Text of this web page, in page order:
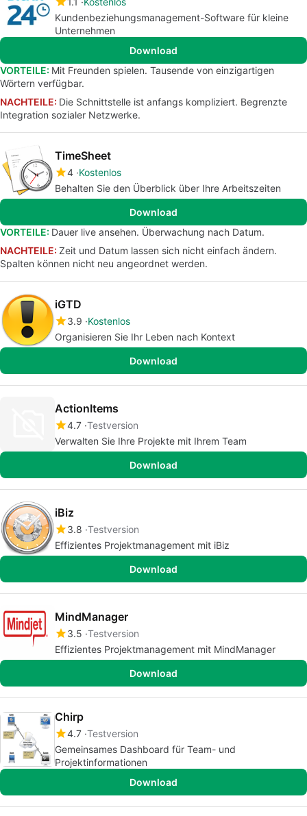
Kundenbeziehungsmanagement-Software für kleine
Unternehmen
Download
VORTEILE: Mit Freunden spielen. Tausende von einzigartigen
Wörtern verfügbar.
NACHTEILE: Die Schnittstelle ist anfangs kompliziert. Begrenzte
Integration sozialer Netzwerke.
TimeSheet
4 Kostenlos
Behalten Sie den Überblick über Ihre Arbeitszeiten
Download
VORTEILE: Dauer live ansehen. Überwachung nach Datum.
NACHTEILE: Zeit und Datum lassen sich nicht einfach ändern.
Spalten können nicht neu angeordnet werden.
iGTD
3.9 Kostenlos
Organisieren Sie Ihr Leben nach Kontext
Download
ActionItems
4.7 Testversion
Verwalten Sie Ihre Projekte mit Ihrem Team
Download
iBiz
3.8 Testversion
Effizientes Projektmanagement mit iBiz
Download
MindManager
3.5 Testversion
Effizientes Projektmanagement mit MindManager
Download
Chirp
4.7 Testversion
Gemeinsames Dashboard für Team- und
Projektinformationen
Download